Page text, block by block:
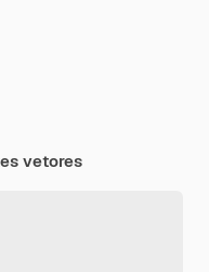
vetores